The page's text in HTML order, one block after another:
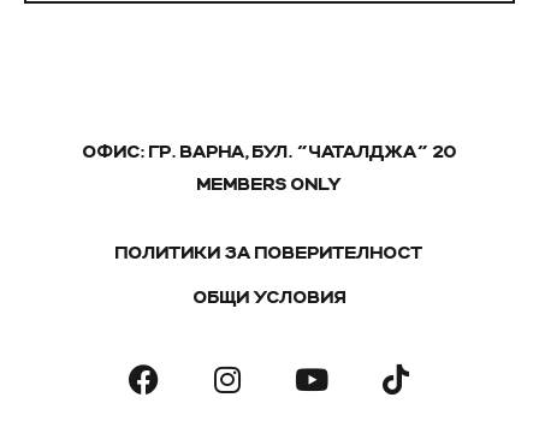
ОФИС: ГР. ВАРНА, БУЛ. "ЧАТАЛДЖА" 20
MEMBERS ONLY
ПОЛИТИКИ ЗА ПОВЕРИТЕЛНОСТ
ОБЩИ УСЛОВИЯ